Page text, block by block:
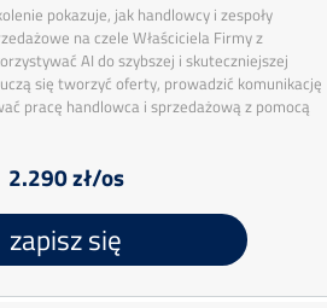
pokazuje, jak handlowcy i zespoły
na czele Właściciela Firmy z
AI do szybszej i skuteczniejszej
się tworzyć oferty, prowadzić komunikację
pracę handlowca i sprzedażową z pomocą
2.290 zł/os
zapisz się